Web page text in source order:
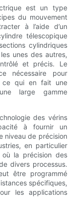
est un type
du mouvement
à l’aide d’un
télescopique
cylindriques
unes des autres,
et précis. Le
nécessaire pour
ce qui en fait une
large gamme
des vérins
à fournir un
niveau de précision
en particulier
la précision des
divers processus.
être programmé
spécifiques,
les applications